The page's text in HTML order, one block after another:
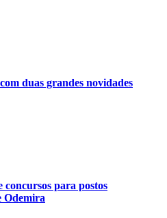
duas grandes novidades
para postos
Odemira